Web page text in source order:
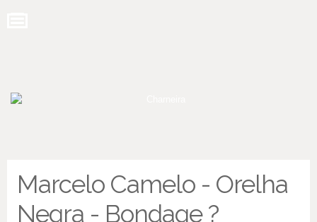
Marcelo Camelo - Orelha
Negra - Bondage ?